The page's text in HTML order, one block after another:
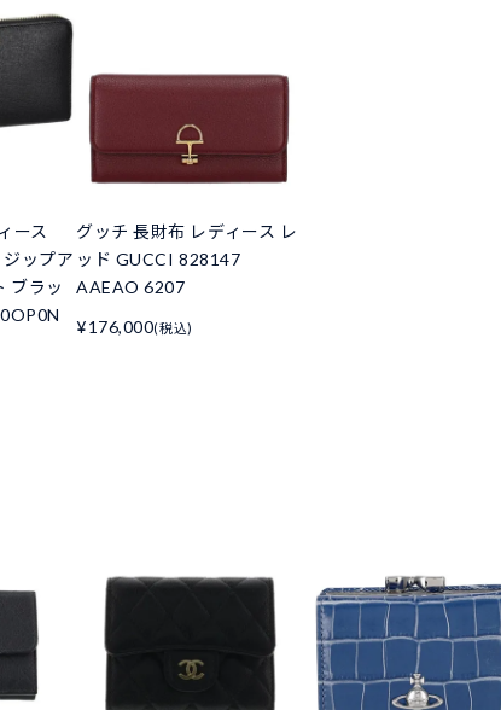
ース
ップア
ブラッ
グッチ 長財布 レディース レ
ッド GUCCI 828147
AAEAO 6207
¥176,000(税込)